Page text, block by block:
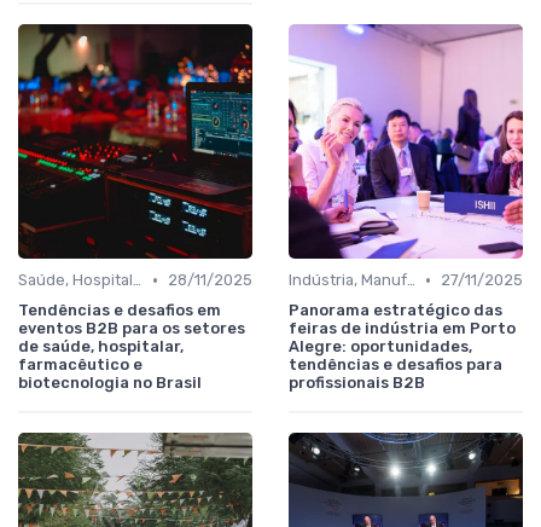
Saúde, Hospitalar, Farmacêutico e Biotecnologia •
28/11/2025
Tendências e desafios em
eventos B2B para os setores
de saúde, hospitalar,
farmacêutico e
biotecnologia no Brasil
Indústria, Manufatura, Automotivo e Bens de Capital •
27/11/2025
Panorama estratégico das
feiras de indústria em Porto
Alegre: oportunidades,
tendências e desafios para
profissionais B2B